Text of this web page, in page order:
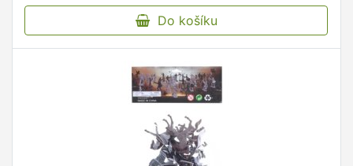
Do košíku